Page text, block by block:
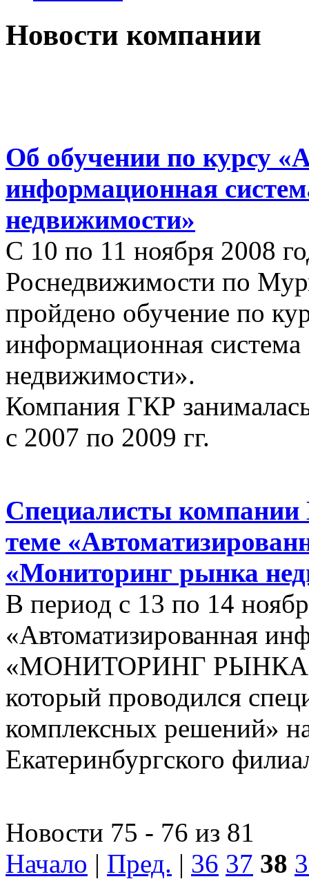
Новости компании
Об обучении по курсу
информационная
недвижимости»
С 10 по 11 ноября 2008
Роснедвижимости по
пройдено обучение по
информационная
недвижимости».
Компания ГКР
с 2007 по 2009 гг.
Специалисты
теме
«Мониторинг рынка
В период с 13 по 14
«Автоматизированная
«МОНИТОРИНГ
который проводился
комплексных решений»
Екатеринбургского
Новости 75 - 76 из 81
Начало | Пред. | 36 37 38